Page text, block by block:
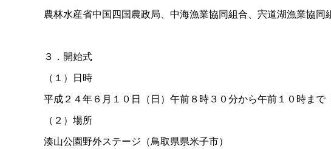
農林水産省中国四国農政局、中海漁業協同組合、宍道湖漁業協
３．開始式
（１）日時
平成２４年６月１０日（日）午前８時３０分から午前１０時まで
（２）場所
湊山公園野外ステージ（鳥取県県米子市）